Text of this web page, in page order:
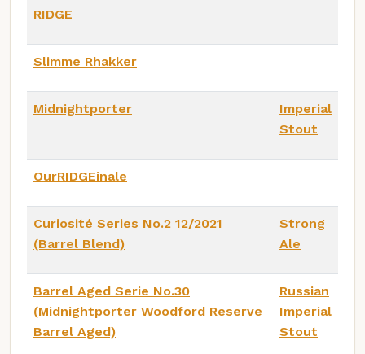
RIDGE
Slimme Rhakker
Midnightporter
Imperial
Stout
OurRIDGEinale
Curiosité Series No.2 12/2021
(Barrel Blend)
Strong
Ale
Barrel Aged Serie No.30
(Midnightporter Woodford Reserve
Barrel Aged)
Russian
Imperial
Stout